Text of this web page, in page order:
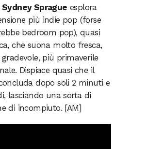
Sydney Sprague esplora
più indie pop (forse
bedroom pop), quasi
che suona molto fresca,
gradevole, più primaverile
Dispiace quasi che il
dopo soli 2 minuti e
lasciando una sorta di
di incompiuto. [AM]